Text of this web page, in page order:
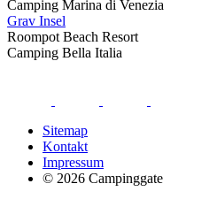
Camping Marina di Venezia
Grav Insel
Roompot Beach Resort
Camping Bella Italia
Sitemap
Kontakt
Impressum
© 2026 Campinggate